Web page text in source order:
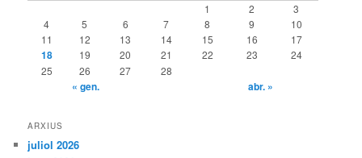
1 2
3
4
5 6 7 8 9
10
11
12 13 14 15 16 17
18 19 20 21 22 23
24
25
26 27 28
« gen. abr. »
ARXIUS
juliol 2026